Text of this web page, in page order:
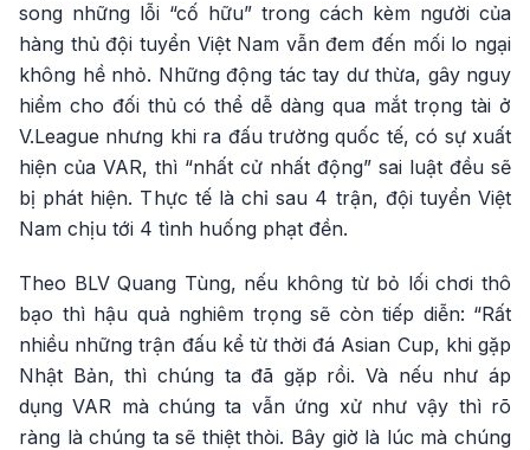
song những lỗi “cố hữu” trong cách kèm người của
hàng thủ đội tuyển Việt Nam vẫn đem đến mối lo ngại
không hề nhỏ. Những động tác tay dư thừa, gây nguy
hiểm cho đối thủ có thể dễ dàng qua mắt trọng tài ở
V.League nhưng khi ra đấu trường quốc tế, có sự xuất
hiện của VAR, thì “nhất cử nhất động” sai luật đều sẽ
bị phát hiện. Thực tế là chỉ sau 4 trận, đội tuyển Việt
Nam chịu tới 4 tình huống phạt đền.
Theo BLV Quang Tùng, nếu không từ bỏ lối chơi thô
bạo thì hậu quả nghiêm trọng sẽ còn tiếp diễn: “Rất
nhiều những trận đấu kể từ thời đá Asian Cup, khi gặp
Nhật Bản, thì chúng ta đã gặp rồi. Và nếu như áp
dụng VAR mà chúng ta vẫn ứng xử như vậy thì rõ
ràng là chúng ta sẽ thiệt thòi. Bây giờ là lúc mà chúng